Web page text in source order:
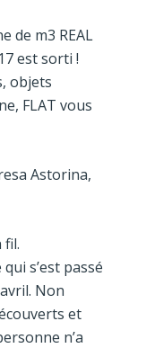
de m3 REAL
est sorti !
objets
FLAT vous
Astorina,
fil.
s’est passé
Non
et
n’a